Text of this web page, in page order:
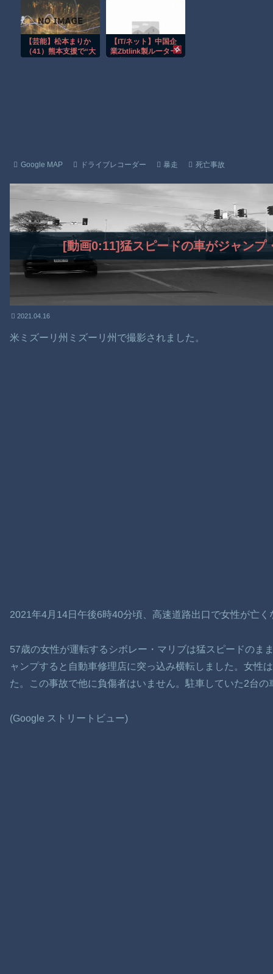
【動画】逃げる判断はやっ！埼玉でスマホ運転のプリウスに当て
【動画】よく助けられたな。岐阜の川で外国人が溺れてしまう事
渡邊渚さん「私がPTSDと診断された当時、世間はまだPTSDと
MLBファン騒然！
←「歴史に名を刻ん
だ」（海外の反応）
【芸能】松本まりか
（41）熊本支援で“大
【IT/ネット】中国企
業Zbtlink製ルーター
Google MAP ドライブレコーダー 暴走 死亡事故
[動画0:11]猛スピードの車がジャンプ
2021.04.16
米ミズーリ州ミズーリ州で撮影されました。
2021年4月14日午後6時40分頃、高速道路出口で女性が亡く
57歳の女性が運転するシボレー・マリブは猛スピードのま
ャンプすると自動車修理店に突っ込み横転しました。女性
た。この事故で他に負傷者はいません。駐車していた2台
(Google ストリートビュー)